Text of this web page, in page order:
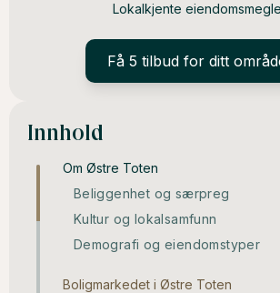
Lokalkjente
Få 5 tilbud for ditt
Innhold
Om Østre Toten
Beliggenhet og særpreg
Kultur og lokalsamfunn
Demografi og eiendomstyper
Boligmarkedet i Østre Toten